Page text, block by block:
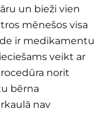
un bieži vien
mēnešos visa
ir medikamentu
veikt ar
norit
bērna
nav